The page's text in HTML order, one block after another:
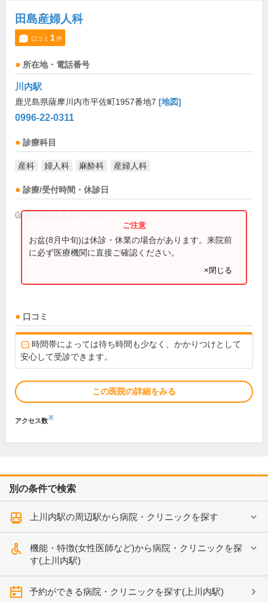
田島産婦人科
口コミ 1件
所在地・電話番号
川内駅
鹿児島県薩摩川内市平佐町1957番地7 [地図]
0996-22-0311
診療科目
産科 婦人科 麻酔科 産婦人科
診療/受付時間・休診日
(診療時間は直接お問い合わせください)
お盆(8月中旬)は休診・休業の場合があります。来院前
に必ず医療機関に直接ご確認ください。
×閉じる
口コミ
時間帯によっては待ち時間も少なく、かかりつけとして
安心して受診できます。
この医院の詳細をみる
アクセス数※
別の条件で検索
上川内駅の周辺駅から病院・クリニックを探す
機能・特徴(女性医師など)から病院・クリニックを探
す(上川内駅)
予約ができる病院・クリニックを探す(上川内駅)